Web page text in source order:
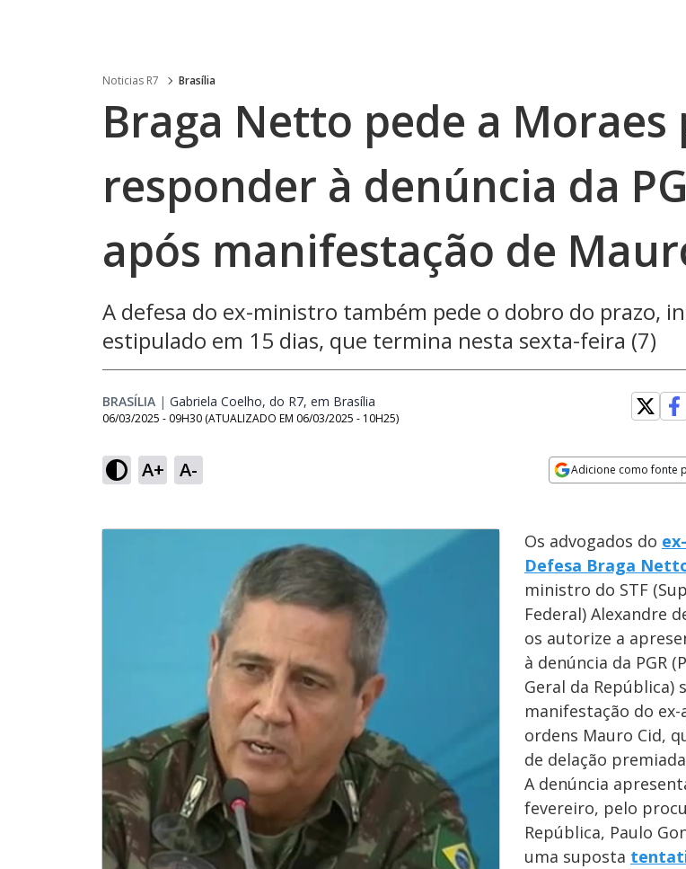
Noticias R7 Brasília
Braga Netto pede a Moraes
responder à denúncia da
após manifestação de
A defesa do ex-ministro também pede o dobro do prazo,
estipulado em 15 dias, que termina nesta sexta-feira (7)
BRASÍLIA | Gabriela Coelho, do R7, em Brasília
06/03/2025 - 09H30 (ATUALIZADO EM 06/03/2025 - 10H25)
A+ A- Adicione como fonte
Os advogados do
Defesa Braga
ministro do STF
Federal) Alexandre
os autorize a
à denúncia da PGR
Geral da República)
manifestação do
ordens Mauro Cid,
de delação
A denúncia
fevereiro, pelo
República, Paulo
uma suposta